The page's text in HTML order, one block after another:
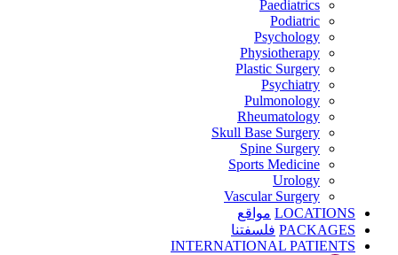
Paediatrics
Podiatric
Psychology
Physiotherapy
Plastic Surgery
Psychiatry
Pulmonology
Rheumatology
Skull Base Surgery
Spine Surgery
Sports Medicine
Urology
Vascular Surgery
LOCATIONS مواقع
PACKAGES فلسفتنا
INTERNATIONAL PATIENTS